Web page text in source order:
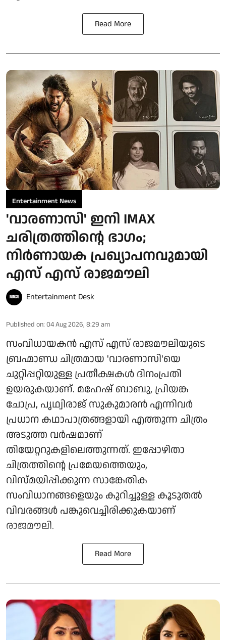
Read More
Entertainment News
'വാരണാസി' ഇനി IMAX
ചരിത്രത്തിന്റെ ഭാഗം;
നിർണായക പ്രഖ്യാപനവുമായി
എസ് എസ് രാജമൗലി
Entertainment Desk
Published on: 04 Aug 2026, 8:29 am
സംവിധായകൻ എസ് എസ് രാജമൗലിയുടെ
ബ്രഹ്മാണ്ഡ ചിത്രമായ 'വാരണാസി'യെ
ചുറ്റിപ്പറ്റിയുള്ള പ്രതീക്ഷകൾ ദിനംപ്രതി
ഉയരുകയാണ്. മഹേഷ് ബാബു, പ്രിയങ്ക
ചോപ്ര, പൃഥ്വിരാജ് സുകുമാരൻ എന്നിവർ
പ്രധാന കഥാപാത്രങ്ങളായി എത്തുന്ന ചിത്രം
അടുത്ത വർഷമാണ്
തിയേറ്ററുകളിലെത്തുന്നത്. ഇപ്പോഴിതാ
ചിത്രത്തിന്റെ പ്രമേയത്തെയും,
വിസ്മയിപ്പിക്കുന്ന സാങ്കേതിക
സംവിധാനങ്ങളെയും കുറിച്ചുള്ള കൂടുതൽ
വിവരങ്ങൾ പങ്കുവെച്ചിരിക്കുകയാണ്
രാജമൗലി.
Read More